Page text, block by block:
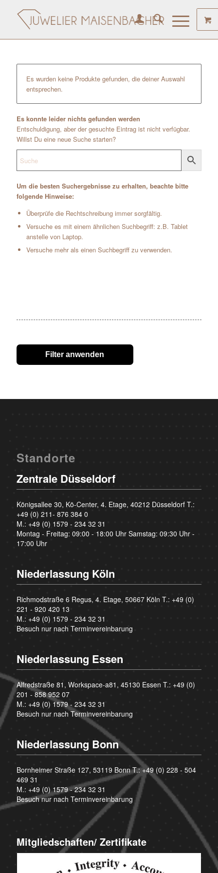
Es wurden keine Produkte gefunden, die deiner Auswahl
entsprechen.
Es konnte leider nichts gefunden werden
Entschuldigung, aber der gesuchte Eintrag ist nicht verfügbar.
Willst Du eine neue Suche starten?
Um die besten Suchergebnisse zu erhalten, beachte bitte
folgende Hinweise:
Überprüfe die Rechtschreibung immer sorgfältig.
Versuche es mit einem ähnlichen Suchbegriff: z.B. Tablet
anstelle von Laptop.
Versuche mehr als einen Suchbegriff zu verwenden.
Filter anwenden
Standorte
Zentrale Düsseldorf
Königsallee 30, Kö-Center, 4. Etage, 40212 Düsseldorf T.:
+49 (0) 211- 876 384 0
M.: +49 (0) 1579 - 234 32 31
Montag - Freitag: 09:00 - 18:00 Uhr Samstag: 09:30 Uhr -
17:00 Uhr
Niederlassung Köln
Richmodstraße 6 Regus, 4. Etage, 50667 Köln T.: +49 (0)
221 - 920 420 13
M.: +49 (0) 1579 - 234 32 31
Besuch nur nach Terminvereinbarung
Niederlassung Essen
Alfredstraße 81, Workspace-a81, 45130 Essen T.: +49 (0)
201 - 858 952 07
M.: +49 (0) 1579 - 234 32 31
Besuch nur nach Terminvereinbarung
Niederlassung Bonn
Bornheimer Straße 127, 53119 Bonn T.:+49 (0) 228 - 504
469 31
M.: +49 (0) 1579 - 234 32 31
Besuch nur nach Terminvereinbarung
Mitgliedschaften/ Zertifikate